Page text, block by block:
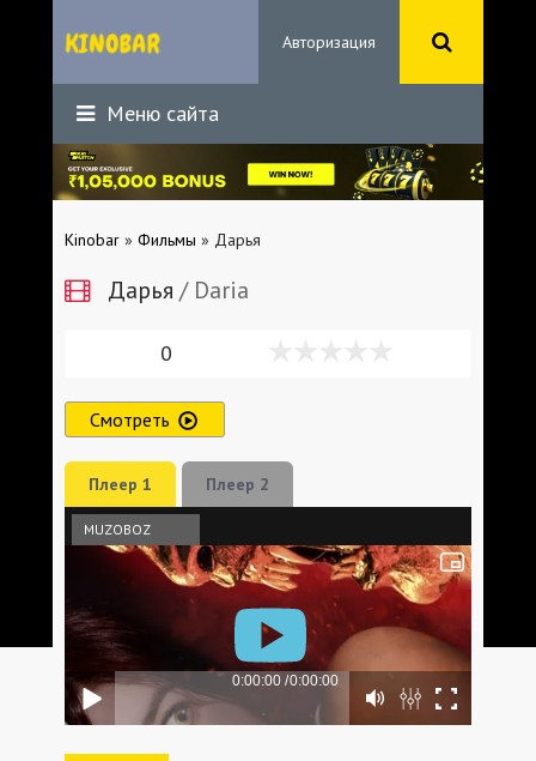
Авторизация
Меню сайта
Kinobar » Фильмы » Дарья
Дарья / Daria
0
Смотреть
Плеер 1 Плеер 2
MUZOBOZ